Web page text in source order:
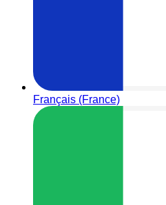
Français (France)